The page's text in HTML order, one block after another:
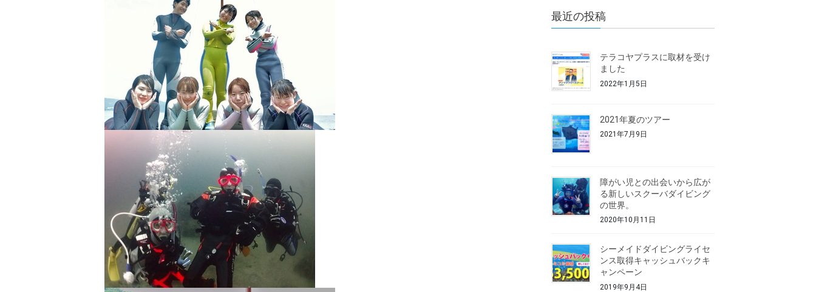
最近の投稿
テラコヤプラスに取材を受け
ました
2022年1月5日
2021年夏のツアー
2021年7月9日
障がい児との出会いから広が
る新しいスクーバダイビング
の世界。
2020年10月11日
シーメイドダイビングライセ
ンス取得キャッシュバックキ
ャンペーン
2019年9月4日